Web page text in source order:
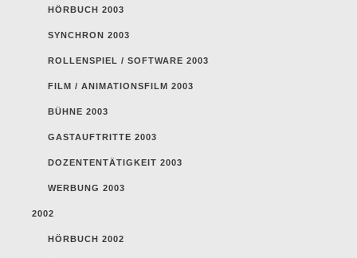
HÖRBUCH 2003
SYNCHRON 2003
ROLLENSPIEL / SOFTWARE 2003
FILM / ANIMATIONSFILM 2003
BÜHNE 2003
GASTAUFTRITTE 2003
DOZENTENTÄTIGKEIT 2003
WERBUNG 2003
2002
HÖRBUCH 2002